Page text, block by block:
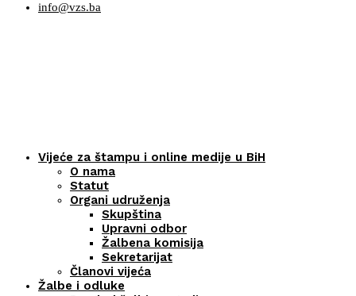
info@vzs.ba
Vijeće za štampu i online medije u BiH
O nama
Statut
Organi udruženja
Skupština
Upravni odbor
Žalbena komisija
Sekretarijat
Članovi vijeća
Žalbe i odluke